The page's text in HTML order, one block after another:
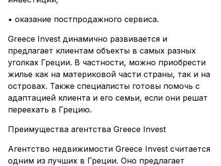
• оказание постпродажного сервиса.
Greece Invest динамично развивается и
предлагает клиентам объекты в самых разных
уголках Греции. В частности, можно приобрести
жилье как на материковой части страны, так и на
островах. Также специалисты готовы помочь с
адаптацией клиента и его семьи, если они решат
переехать в Грецию.
Преимущества агентства Greece Invest
Агентство недвижимости Greece Invest считается
одним из лучших в Греции. Оно предлагает